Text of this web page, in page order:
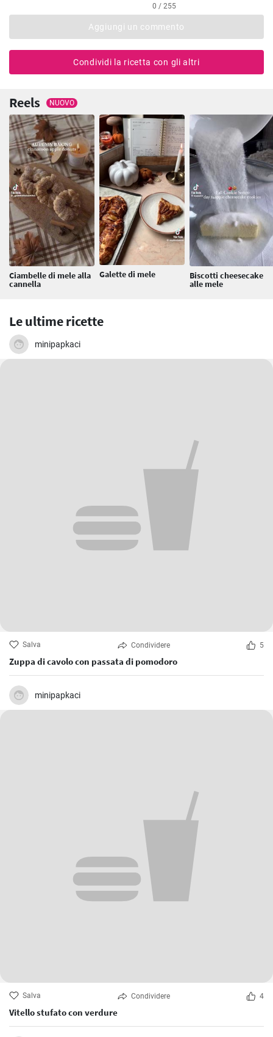
0 / 255
Aggiungi un commento
Condividi la ricetta con gli altri
Reels NUOVO
Ciambelle di mele alla
cannella
Galette di mele Biscotti cheesecake
alle mele
Le ultime ricette
minipapkaci
Salva Condividere 5
Zuppa di cavolo con passata di pomodoro
minipapkaci
Salva Condividere 4
Vitello stufato con verdure